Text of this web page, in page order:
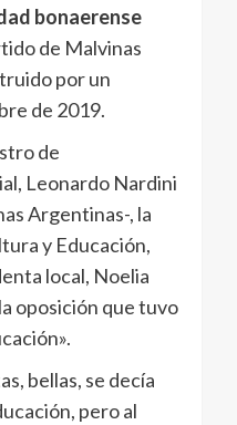
bonaerense
de Malvinas
por un
de 2019.
de
Leonardo Nardini
Argentinas-, la
y Educación,
local, Noelia
oposición que tuvo
bellas, se decía
pero al